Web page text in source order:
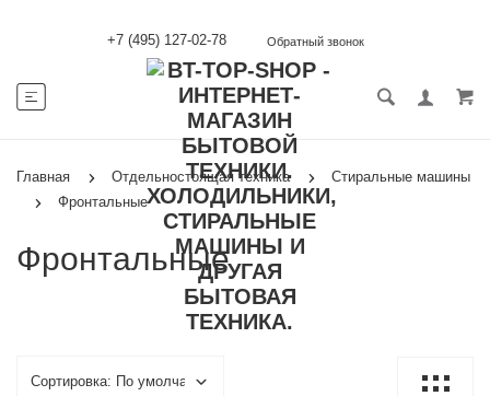
+7 (495) 127-02-78 Обратный звонок
Главная Отдельностоящая техника
Стиральные машины
Фронтальные
Фронтальные